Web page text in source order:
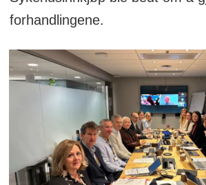
forhandlingene.